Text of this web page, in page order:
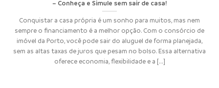
– Conheça e Simule sem sair de casa!
Conquistar a casa própria é um sonho para muitos, mas nem
sempre o financiamento é a melhor opção. Com o consórcio de
imóvel da Porto, você pode sair do aluguel de forma planejada,
sem as altas taxas de juros que pesam no bolso. Essa alternativa
oferece economia, flexibilidade e a [...]